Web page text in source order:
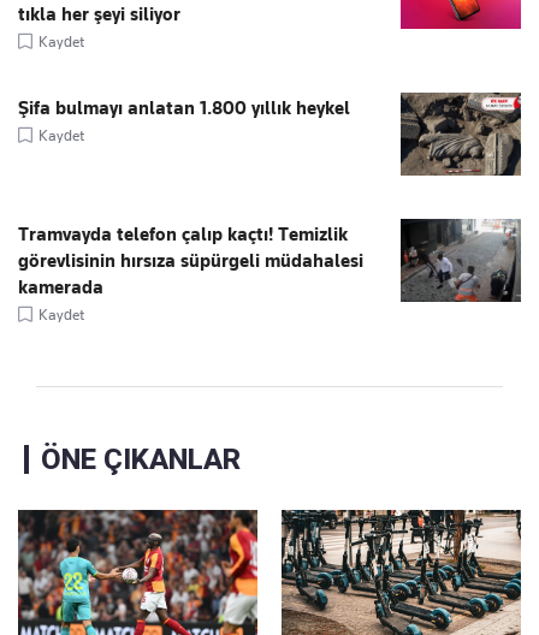
tıkla her şeyi siliyor
Kaydet
Şifa bulmayı anlatan 1.800 yıllık heykel
Kaydet
Tramvayda telefon çalıp kaçtı! Temizlik
görevlisinin hırsıza süpürgeli müdahalesi
kamerada
Kaydet
ÖNE ÇIKANLAR